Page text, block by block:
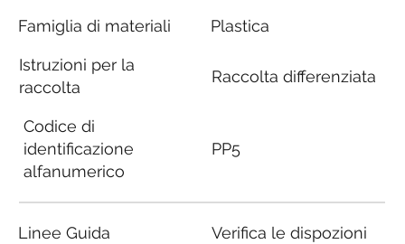
Famiglia di materiali
Istruzioni per la
raccolta
Codice di
identificazione
alfanumerico
Linee Guida
Plastica
Raccolta differenziata
PP5
Verifica le dispozioni